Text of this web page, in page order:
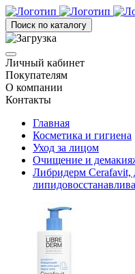
Поиск по каталогу
Личный кабинет
Покупателям
О компании
Контакты
Главная
Косметика и гигиена
Уход за лицом
Очищение и
Либридерм